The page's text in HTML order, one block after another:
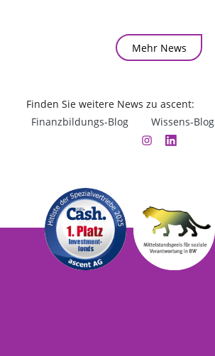
Mehr News
Finden Sie weitere News zu ascent:
Finanzbildungs-Blog
Wissens-Blog